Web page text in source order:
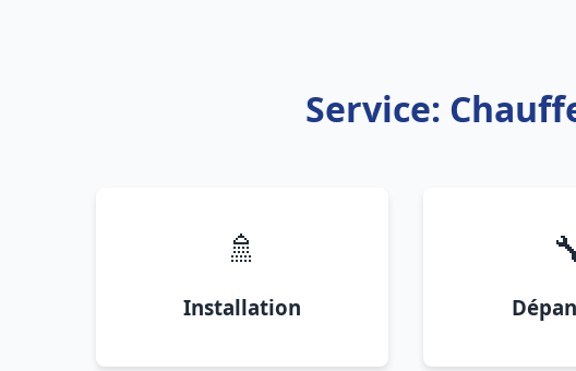
Service:
🚿
Installation